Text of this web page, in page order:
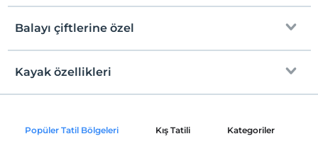
Ücretsiz Wi-fi
Check/in
En erken saat 14:00 ve sonrası
Check/out
Evcil Hayvan
Evcil hayvan barınabilir
Odalarda sigara içilmez
Balayı çiftlerine özel
Oda süslemesi
Kayak özellikleri
Piste
Popüler Tatil Bölgeleri Kış Tatili Kategoriler